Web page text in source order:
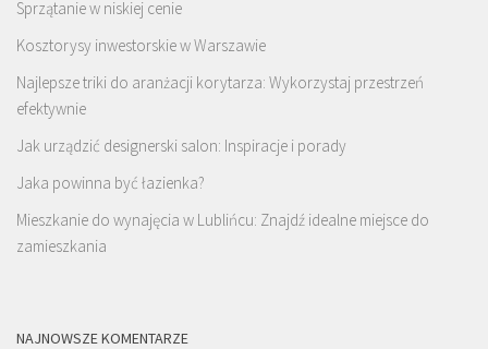
Sprzątanie w niskiej cenie
Kosztorysy inwestorskie w Warszawie
Najlepsze triki do aranżacji korytarza: Wykorzystaj przestrzeń
efektywnie
Jak urządzić designerski salon: Inspiracje i porady
Jaka powinna być łazienka?
Mieszkanie do wynajęcia w Lublińcu: Znajdź idealne miejsce do
zamieszkania
NAJNOWSZE KOMENTARZE